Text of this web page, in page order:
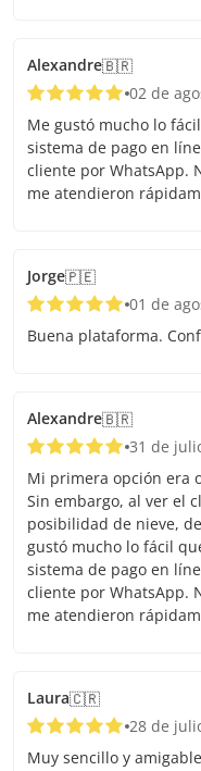
Alexandre🇧🇷
02 de
Me gustó mucho lo
sistema de pago en
cliente por WhatsApp.
me atendieron
Jorge🇵🇪
01 de
Buena plataforma.
Alexandre🇧🇷
31 de
Mi primera opción era
Sin embargo, al ver el
posibilidad de nieve,
gustó mucho lo fácil
sistema de pago en
cliente por WhatsApp.
me atendieron
Laura🇨🇷
28 de
Muy sencillo y amigable